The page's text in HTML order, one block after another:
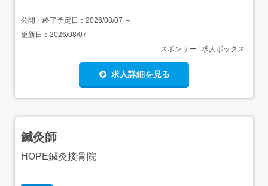
公開・終了予定日： 2026/08/07 ～
更新日： 2026/08/07
スポンサー : 求人ボックス
求人詳細を見る
鍼灸師
HOPE鍼灸接骨院